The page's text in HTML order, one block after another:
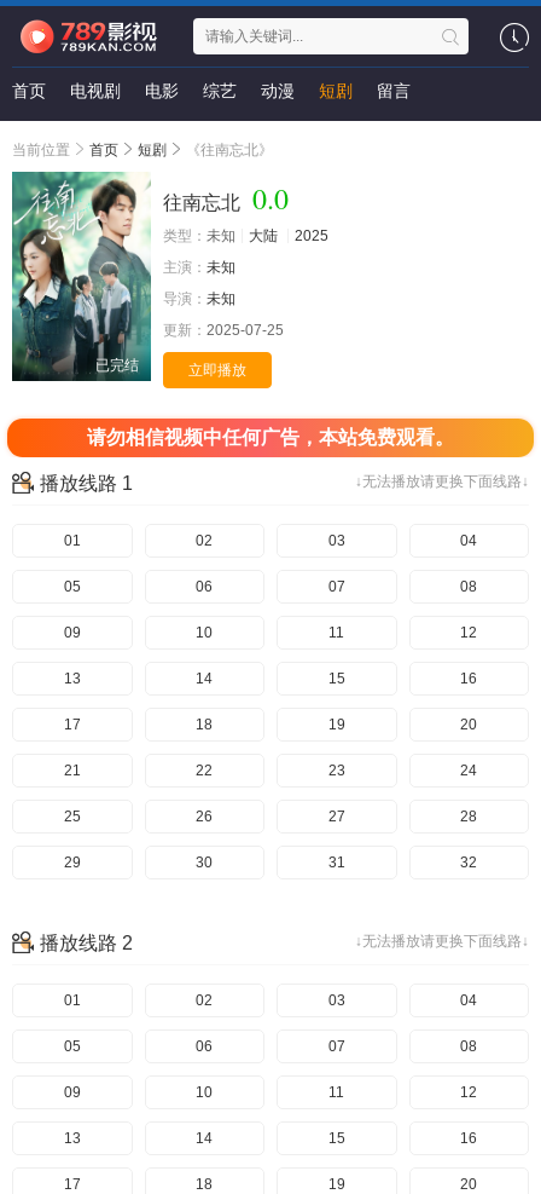
首页 电视剧 电影 综艺 动漫 短剧 留言
当前位置 首页 短剧 《往南忘北》
已完结
往南忘北 0.0
类型： 未知 大陆
2025
主演： 未知
导演： 未知
更新： 2025-07-25
立即播放
请勿相信视频中任何广告，本站免费观看。
↓无法播放请更换下面线路↓
播放线路 1
01 02 03 04
05 06 07 08
09 10 11 12
13 14 15 16
17 18 19 20
21 22 23 24
25 26 27 28
29 30 31 32
37
41 42 43 44
45 46 47 48
49 50 51 52
53 54 55 56
57 58 59 60
↓无法播放请更换下面线路↓
播放线路 2
01 02 03 04
05 06 07 08
09 10 11 12
13 14 15 16
17 18 19 20